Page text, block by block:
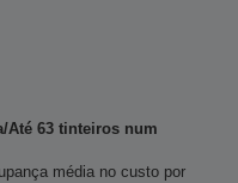
Até 63 tinteiros num
média no custo por